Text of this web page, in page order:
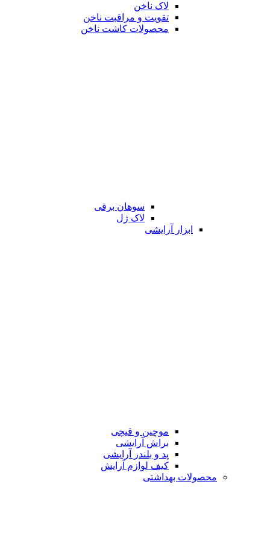
لاک ناخن
تقویت و مراقبت ناخن
محصولات کاشت ناخن
سوهان برقی
لاک ژل
ابزار آرایشی
موچین و قیچی
براش آرایشی
پد و بلندر آرایشی
کیف لوازم آرایش
محصولات بهداشتی